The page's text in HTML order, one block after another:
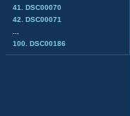
41. DSC00070
42. DSC00071
100. DSC00186